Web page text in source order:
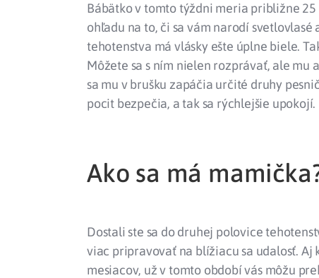
Bábätko v tomto týždni meria približne
ohľadu na to, či sa vám narodí
tehotenstva má vlásky ešte úplne biele.
Môžete sa s ním nielen rozprávať, ale mu
sa mu v brušku zapáčia určité druhy
pocit bezpečia, a tak sa rýchlejšie upokojí.
Ako sa má
Dostali ste sa do druhej polovice
viac pripravovať na blížiacu sa udalosť.
mesiacov, už v tomto období vás môžu